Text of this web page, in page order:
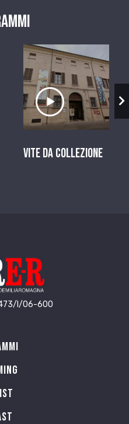
Ascolta il
Vite da Collezione
473/I/06-600